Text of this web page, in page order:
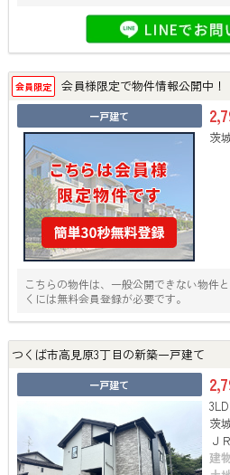
会員限定 会員様限定で物件情報公開中！
一戸建て
茨
こちらの物件は、一般公開できない物件
くには無料会員登録が必要です。
つくば市高見原3丁目の新築一戸建て
一戸建て
茨
Ｊ
建